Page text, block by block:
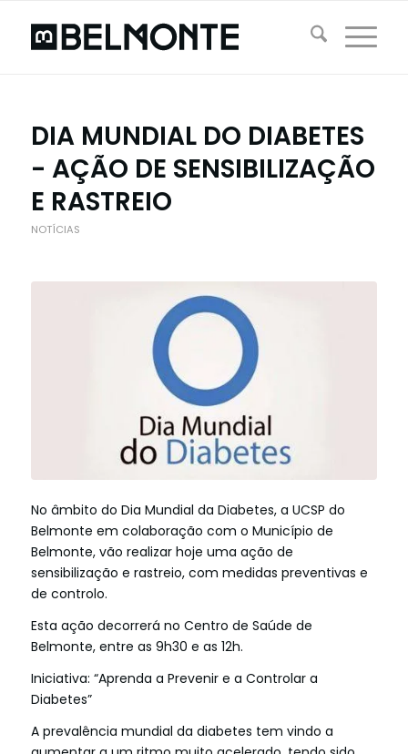
DIA MUNDIAL DO DIABETES
- AÇÃO DE SENSIBILIZAÇÃO
E RASTREIO
NOTÍCIAS
No âmbito do Dia Mundial da Diabetes, a UCSP do
Belmonte em colaboração com o Município de
Belmonte, vão realizar hoje uma ação de
sensibilização e rastreio, com medidas preventivas e
de controlo.
Esta ação decorrerá no Centro de Saúde de
Belmonte, entre as 9h30 e as 12h.
Iniciativa: “Aprenda a Prevenir e a Controlar a
Diabetes”
A prevalência mundial da diabetes tem vindo a